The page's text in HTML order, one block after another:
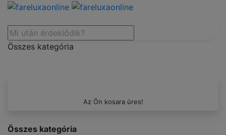
Összes kategória
Az Ön kosara üres!
Összes kategória